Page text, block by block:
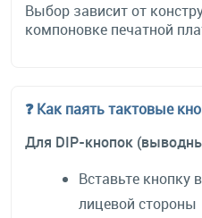
Выбор зависит от
компоновке печатной
❓ Как паять тактовые
Для DIP-кнопок
Вставьте кнопку
лицевой стороны